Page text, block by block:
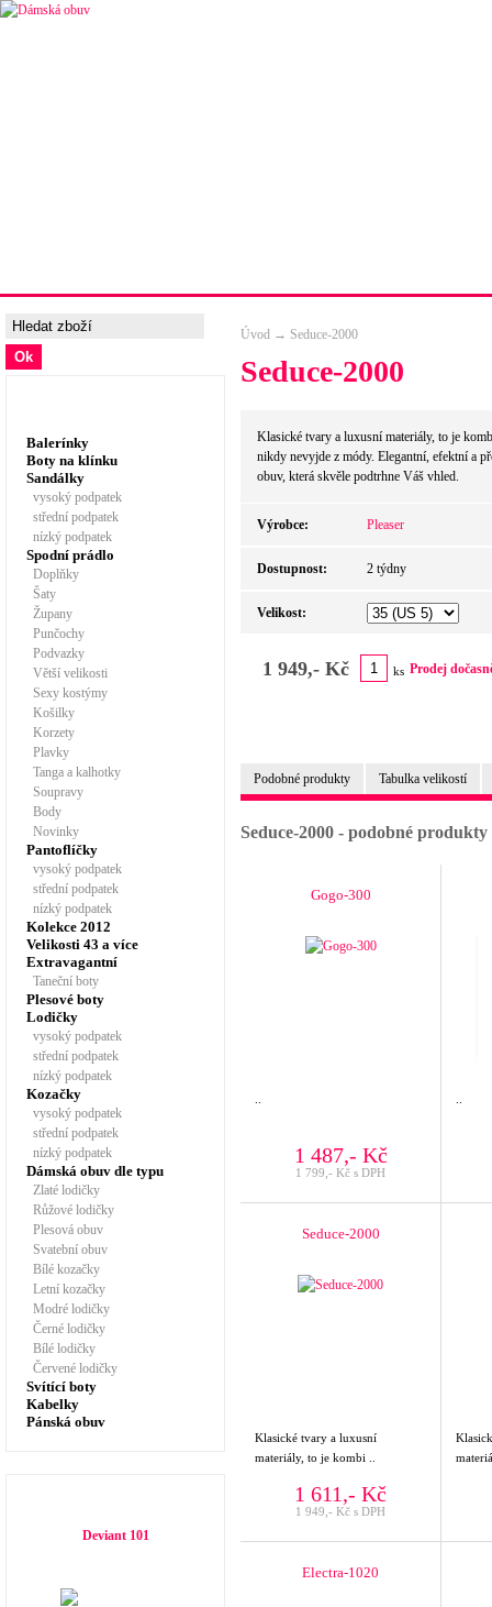
Balerínky
Boty na klínku
Sandálky
vysoký podpatek
střední podpatek
nízký podpatek
Spodní prádlo
Doplňky
Šaty
Župany
Punčochy
Podvazky
Větší velikosti
Sexy kostýmy
Košilky
Korzety
Plavky
Tanga a kalhotky
Soupravy
Body
Novinky
Pantoflíčky
vysoký podpatek
střední podpatek
nízký podpatek
Kolekce 2012
Velikosti 43 a více
Extravagantní
Taneční boty
Plesové boty
Lodičky
vysoký podpatek
střední podpatek
nízký podpatek
Kozačky
vysoký podpatek
střední podpatek
nízký podpatek
Dámská obuv dle typu
Zlaté lodičky
Růžové lodičky
Plesová obuv
Svatební obuv
Bílé kozačky
Letní kozačky
Modré lodičky
Černé lodičky
Bílé lodičky
Červené lodičky
Svítící boty
Kabelky
Pánská obuv
Deviant 101
Úvod → Seduce-2000
Seduce-2000
Klasické tvary a luxusní materiály, to je
nikdy nevyjde z módy. Elegantní, efektní a
obuv, která skvěle podtrhne Váš vhled.
Výrobce: Pleaser
Dostupnost: 2 týdny
Velikost:
1 949,- Kč ks Prodej
Podobné produkty Tabulka velikostí
Seduce-2000 - podobné produkty
Gogo-300
1 487,- Kč
1 799,- Kč s DPH
Seduce-2000
Klasické tvary a luxusní
materiály, to je kombi ..
1 611,- Kč
1 949,- Kč s DPH
Electra-1020